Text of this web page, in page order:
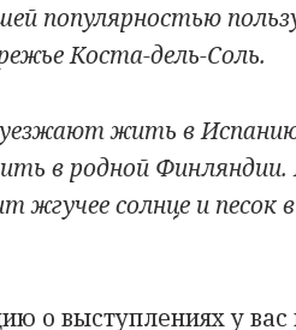
популярностью
Коста-дель-Соль.
жить в
в родной
жгучее солнце и песок
о выступлениях у вас